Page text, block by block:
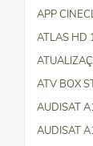
APP
ATLAS HD
ATV BOX
AUDISAT
AUDISAT